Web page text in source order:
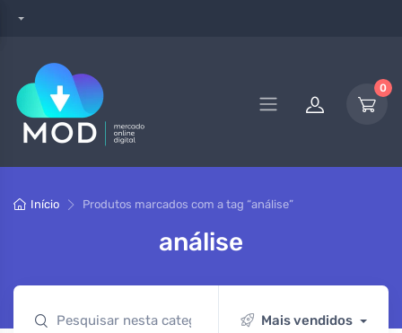
0
Início Produtos marcados com a tag “análise”
análise
Mais vendidos